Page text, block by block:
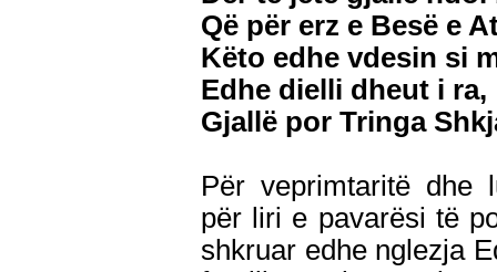
Që për erz e Besë e
Këto edhe vdesin si
Edhe dielli dheut i ra,
Gjallë por Tringa
Për veprimtaritë dhe
për liri e pavarësi të
shkruar edhe nglezja